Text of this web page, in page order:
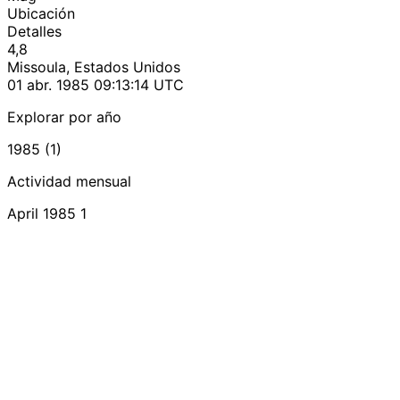
Ubicación
Detalles
4,8
Missoula, Estados Unidos
01 abr. 1985 09:13:14 UTC
Explorar por año
1985 (1)
Actividad mensual
April 1985 1